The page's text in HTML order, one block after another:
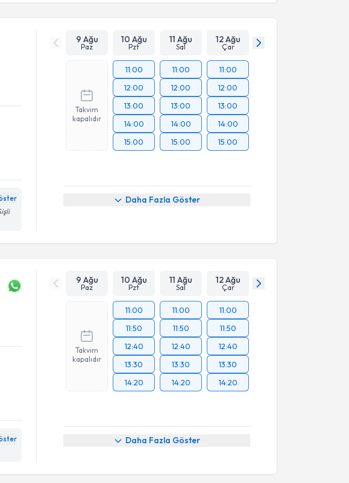
9 Ağu
Paz
10 Ağu
Pzt
11 Ağu
Sal
12 Ağu
Çar
Takvim
kapalıdır
11:00
12:00
13:00
14:00
15:00
11:00
12:00
13:00
14:00
15:00
11:00
12:00
13:00
14:00
15:00
Daha Fazla Göster
9 Ağu
Paz
10 Ağu
Pzt
11 Ağu
Sal
12 Ağu
Çar
Takvim
kapalıdır
11:00
11:50
12:40
13:30
14:20
11:00
11:50
12:40
13:30
14:20
11:00
11:50
12:40
13:30
14:20
Daha Fazla Göster